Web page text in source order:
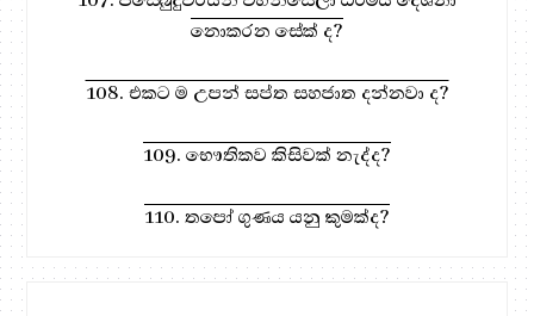
නොකරන සේක් ද?
108. එකට ම උපන් සප්ත සහජාත දන්නවා ද?
109. භෞතිකව කිසිවක් නැද්ද?
110. තපෝ ගුණය යනු කුමක්ද?